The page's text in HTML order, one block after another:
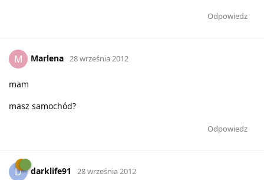
Odpowiedz
M Marlena 28 września 2012
mam
masz samochód?
Odpowiedz
D darklife91 28 września 2012